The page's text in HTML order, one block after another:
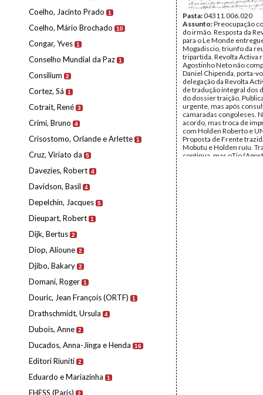
Coelho, Jacinto Prado 1
Coelho, Mário Brochado 10
Congar, Yves 1
Conselho Mundial da Paz 1
Consilium 2
Cortez, Sá 1
Cotrait, René 3
Crimi, Bruno 4
Crisostomo, Orlande e Arlette 1
Cruz, Viriato da 5
Davezies, Robert 4
Davidson, Basil 4
Depelchin, Jacques 5
Dieupart, Robert 1
Dijk, Bertus 2
Diop, Alioune 2
Djibo, Bakary 2
Domani, Roger 1
Douric, Jean François (ORTF) 1
Drathschmidt, Ursula 4
Dubois, Anne 2
Ducados, Anna-Jinga e Henda 16
Editori Riuniti 2
Eduardo e Mariazinha 1
EHESS (Paris) 2
Pasta:04311.006.020
Assunto:Preocupação
do irmão. Resposta da
para o Le Monde
Mogadiscio, triunfo da
tripartida. Revolta Activa
Agostinho Neto não
Daniel Chipenda, porta-
delegação da Revolta
de tradução integral dos
do dossier traição.
urgente, mas após
camaradas congoleses.
acordo, mas troca de
com Holden Roberto e
Proposta de Frente
Mobutu e Holden ruíu.
continua, mas oTio